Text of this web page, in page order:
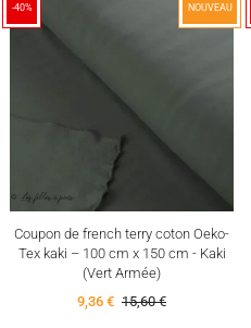
-40% NOUVEAU
Coupon de french terry coton Oeko-
Tex kaki – 100 cm x 150 cm - Kaki
(Vert Armée)
9,36 € 15,60 €